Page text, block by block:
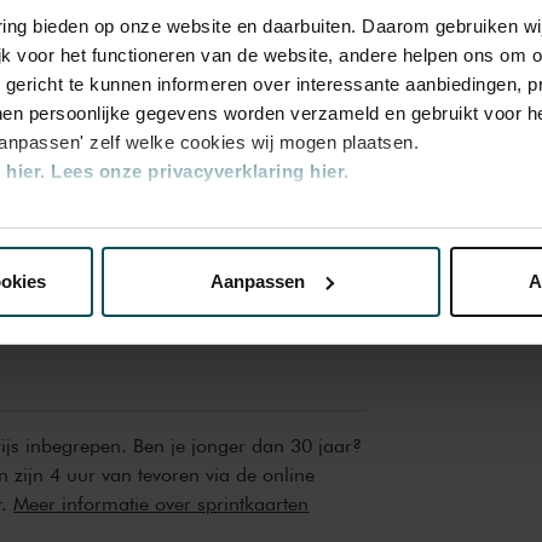
bieden op onze website en daarbuiten. Daarom gebruiken
voor het functioneren van de website, andere helpen ons om
te kunnen informeren over interessante aanbiedingen,
persoonlijke gegevens worden verzameld en gebruikt voor
zelf welke cookies wij mogen plaatsen.
hier. Lees onze privacyverklaring hier.
website kunt u uw toestemming op elk moment wijzigen of
die uw gegevens kunnen ontvangen en verwerken.
Aanpassen
in Rohrau, Oostenrijk. Inmiddels is
van het Nationaltheaters Mannheim en
en klankvolle stemgeluid.
€ 27,00
18,50
18,50
inbegrepen. Ben je jonger dan 30 jaar?
zijn 4 uur van tevoren via de online
Meer informatie over sprintkaarten